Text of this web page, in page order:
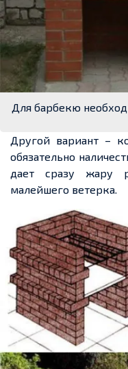
Для барбекю
Другой вариант –
обязательно
дает сразу жару
малейшего ветерка.